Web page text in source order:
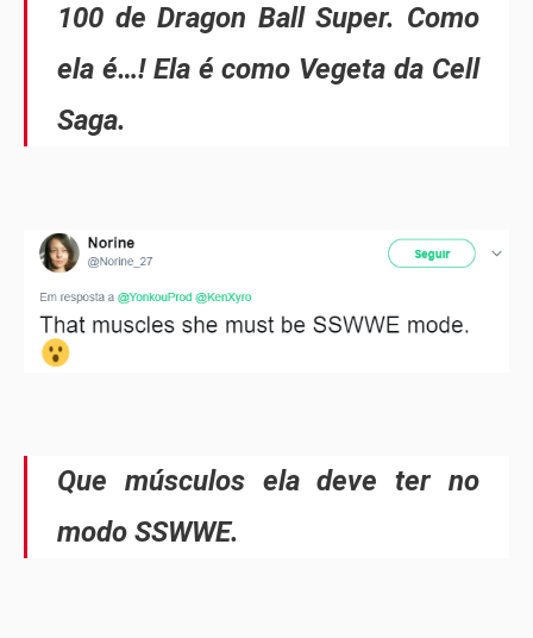
100 de Dragon Ball Super. Como
ela é…! Ela é como Vegeta da Cell
Saga.
Que músculos ela deve ter no
modo SSWWE.